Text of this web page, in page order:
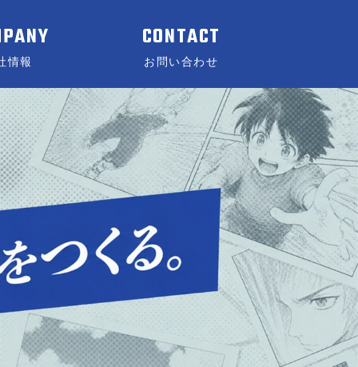
情報
CONTACT
お問い合わせ